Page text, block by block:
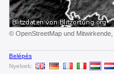
© OpenStreetMap und Mitwirkende,
Belépés
Nyelvek: